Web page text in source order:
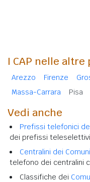
I CAP nelle altre
Arezzo Firenze
Massa-Carrara
Pisa
Vedi anche
Prefissi telefonici
dei prefissi
Centralini dei
telefono dei centralini
Classifiche dei